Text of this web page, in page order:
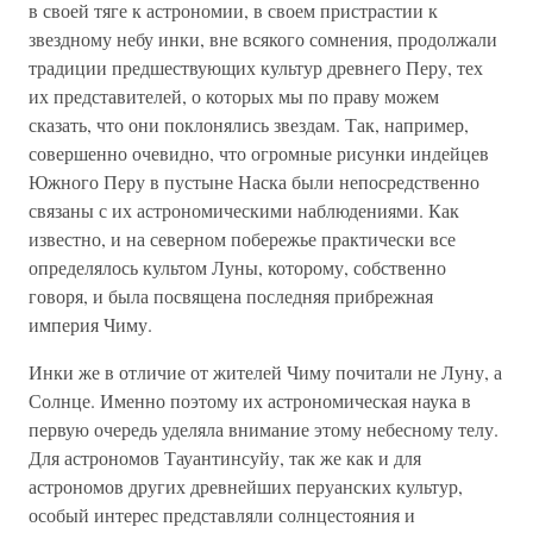
в своей тяге к астрономии, в своем пристрастии к
звездному небу инки, вне всякого сомнения, продолжали
традиции предшествующих культур древнего Перу, тех
их представителей, о которых мы по праву можем
сказать, что они поклонялись звездам. Так, например,
совершенно очевидно, что огромные рисунки индейцев
Южного Перу в пустыне Наска были непосредственно
связаны с их астрономическими наблюдениями. Как
известно, и на северном побережье практически все
определялось культом Луны, которому, собственно
говоря, и была посвящена последняя прибрежная
империя Чиму.
Инки же в отличие от жителей Чиму почитали не Луну, а
Солнце. Именно поэтому их астрономическая наука в
первую очередь уделяла внимание этому небесному телу.
Для астрономов Тауантинсуйу, так же как и для
астрономов других древнейших перуанских культур,
особый интерес представляли солнцестояния и